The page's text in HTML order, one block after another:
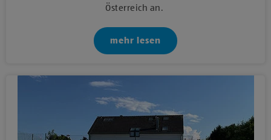
Österreich an.
mehr lesen